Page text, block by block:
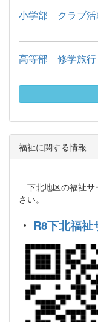
小学部 クラブ活
高等部 修学旅行
福祉に関する情報
下北地区の福祉サ
さい。
・ R8下北福